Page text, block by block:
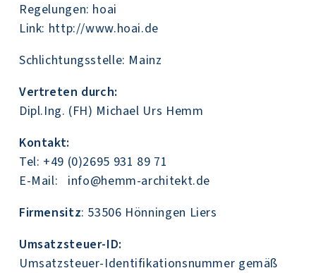
Regelungen: hoai
Link: http://www.hoai.de
Schlichtungsstelle: Mainz
Vertreten durch:
Dipl.Ing. (FH) Michael Urs Hemm
Kontakt:
Tel: +49 (0)2695 931 89 71
E-Mail: info@hemm-architekt.de
Firmensitz: 53506 Hönningen Liers
Umsatzsteuer-ID:
Umsatzsteuer-Identifikationsnummer gemäß